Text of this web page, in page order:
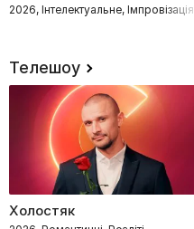
2026, Інтелектуальне, Імпровізація
Телешоу
Холостяк